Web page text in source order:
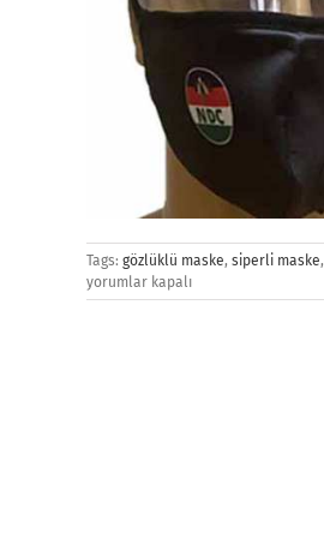
Tags: gözlüklü maske, siperli maske,
yorumlar kapalı